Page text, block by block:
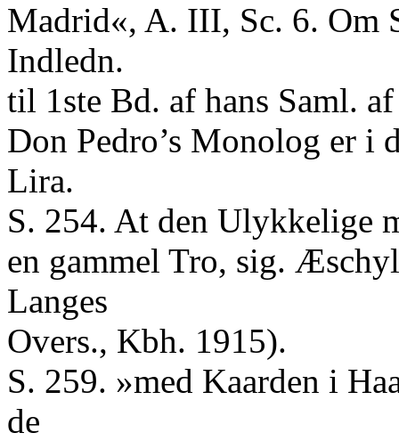
Madrid«, A. III, Sc. 6. Om
Indledn.
til 1ste Bd. af hans Saml.
Don Pedro’s Monolog er i
Lira.
S. 254. At den Ulykkelige
en gammel Tro, sig.
Langes
Overs., Kbh. 1915).
S. 259. »med Kaarden i
de